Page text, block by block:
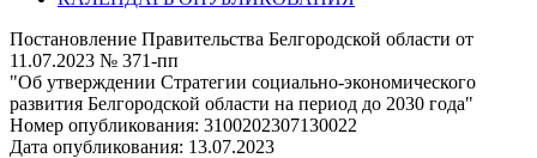
Постановление Правительства Белгородской области от
11.07.2023 № 371-пп
"Об утверждении Стратегии социально-экономического
развития Белгородской области на период до 2030 года"
Номер опубликования: 3100202307130022
Дата опубликования: 13.07.2023